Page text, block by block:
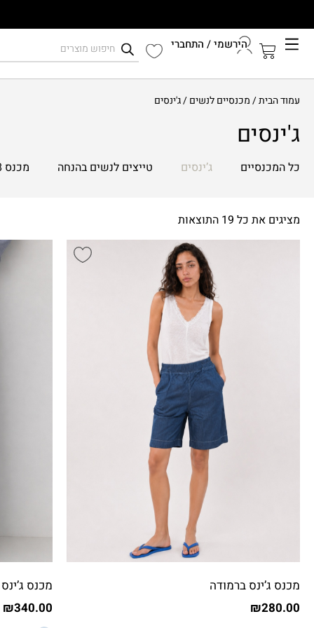
הירשמי / התחברי
עמוד הבית/מכנסיים לנשים/ ג'ינסים
ג'ינסים
כל המכנסיים ג’ינסים טייצים לנשים בהנחה מכנס 7/8
מציגים את כל ⁦19⁩ התוצאות
מכנס ג’ינס ברמודה
₪280.00
מכנס
₪340.00